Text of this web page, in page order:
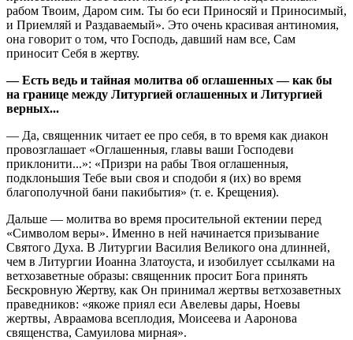
рабом Твоим, Даром сим. Ты бо еси Приносяй и Приносимый,
и Приемляй и Раздаваемый». Это очень красивая антиномия,
она говорит о том, что Господь, давший нам все, Сам
приносит Себя в жертву.
— Есть ведь и тайная молитва об оглашенных — как бы
на границе между Литургией оглашенных и Литургией
верных...
— Да, священник читает ее про себя, в то время как диакон
провозглашает «Оглашенныя, главы ваши Господеви
приклонити...»: «Призри на рабы Твоя оглашенныя,
подклоньшия Тебе выи своя и сподоби я (их) во время
благополучной бани пакибытия» (т. е. Крещения).
Дальше — молитва во время просительной ектении перед
«Символом веры». Именно в ней начинается призывание
Святого Духа. В Литургии Василия Великого она длинней,
чем в Литургии Иоанна Златоуста, и изобилует ссылками на
ветхозаветные образы: священник просит Бога принять
Бескровную Жертву, как Он принимал жертвы ветхозаветных
праведников: «якоже приял еси Авелевы дары, Ноевы
жертвы, Авраамова всеплодия, Моисеева и Ааронова
священства, Самуилова мирная».